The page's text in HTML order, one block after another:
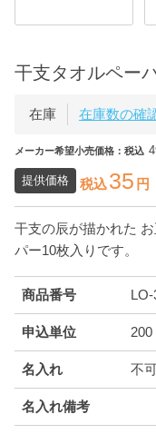
干支タオルペー
在庫 在庫数の確
メーカー希望小売価格：税込
提供価格 税込35 円
干支の辰が描かれた
パー10枚入りです。
商品番号 LO-
申込単位 200
名入れ 不
名入れ備考